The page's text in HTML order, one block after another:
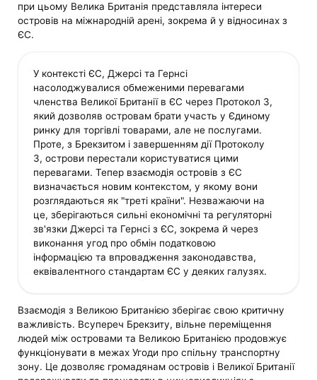
при цьому Велика Британія представляла інтереси
островів на міжнародній арені, зокрема й у відносинах з
ЄС.
У контексті ЄС, Джерсі та Гернсі
насолоджувалися обмеженими перевагами
членства Великої Британії в ЄС через Протокол 3,
який дозволяв островам брати участь у Єдиному
ринку для торгівлі товарами, але не послугами.
Проте, з Брекзитом і завершенням дії Протоколу
3, острови перестали користуватися цими
перевагами. Тепер взаємодія островів з ЄС
визначається новим контекстом, у якому вони
розглядаються як "треті країни". Незважаючи на
це, зберігаються сильні економічні та регуляторні
зв'язки Джерсі та Гернсі з ЄС, зокрема й через
виконання угод про обмін податковою
інформацією та впровадження законодавства,
еквівалентного стандартам ЄС у деяких галузях.
Взаємодія з Великою Британією зберігає свою критичну
важливість. Всупереч Брекзиту, вільне переміщення
людей між островами та Великою Британією продовжує
функціонувати в межах Угоди про спільну транспортну
зону. Це дозволяє громадянам островів і Великої Британії